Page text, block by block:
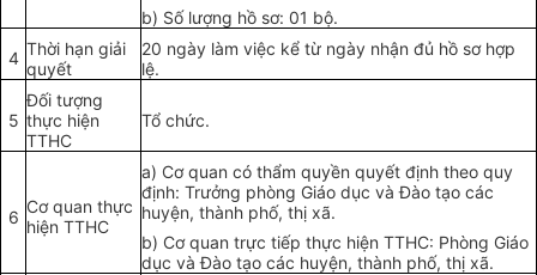
b) Số lượng hồ sơ: 01 bộ.
4 Thời hạn giải
quyết
20 ngày làm việc kể từ ngày nhận đủ hồ sơ hợp
lệ.
5
Đối tượng
thực hiện
TTHC
Tổ chức.
6
Cơ quan thực
hiện TTHC
a) Cơ quan có thẩm quyền quyết định theo quy
định: Trưởng phòng Giáo dục và Đào tạo các
huyện, thành phố, thị xã.
b) Cơ quan trực tiếp thực hiện TTHC: Phòng Giáo
dục và Đào tạo các huyện, thành phố, thị xã.